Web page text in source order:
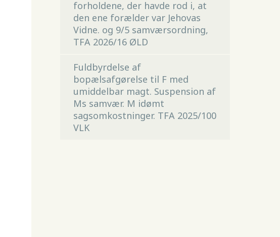
forholdene, der havde rod i, at
den ene forælder var Jehovas
Vidne. og 9/5 samværsordning,
TFA 2026/16 ØLD
Fuldbyrdelse af
bopælsafgørelse til F med
umiddelbar magt. Suspension af
Ms samvær. M idømt
sagsomkostninger. TFA 2025/100
VLK